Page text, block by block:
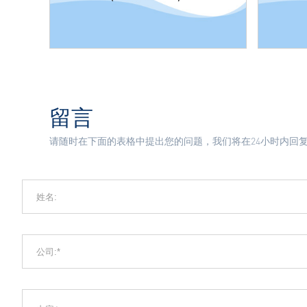
留言
请随时在下面的表格中提出您的问题，我们将在24小时内回